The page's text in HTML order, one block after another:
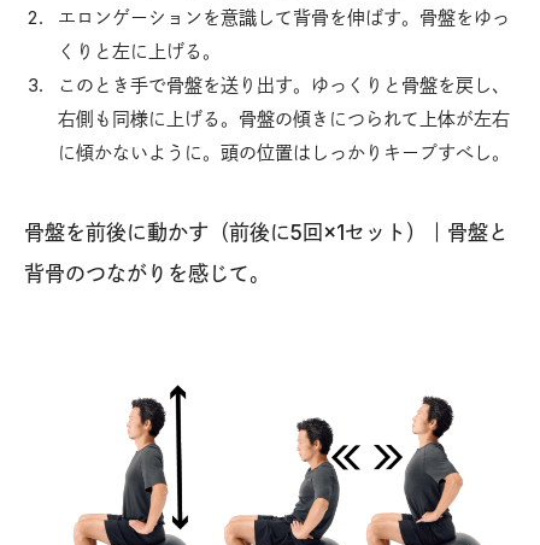
エロンゲーションを意識して背骨を伸ばす。骨盤をゆっ
くりと左に上げる。
このとき手で骨盤を送り出す。ゆっくりと骨盤を戻し、
右側も同様に上げる。骨盤の傾きにつられて上体が左右
に傾かないように。頭の位置はしっかりキープすべし。
骨盤を前後に動かす（前後に5回×1セット）｜骨盤と
背骨のつながりを感じて。